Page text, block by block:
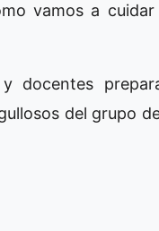
vamos a
docentes
del grupo